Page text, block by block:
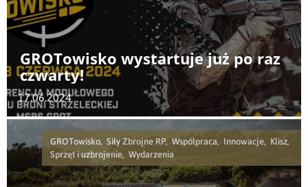
GROTowisko wystartuje już po raz
czwarty!
17.06.2024
GROTowisko, Siły Zbrojne RP, Współpraca, Innowacje, Klisz,
Sprzęt i uzbrojenie, Wydarzenia